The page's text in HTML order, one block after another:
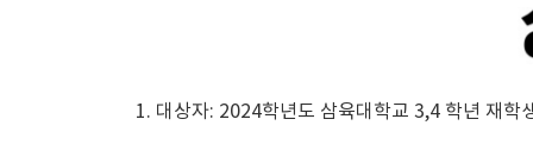
1. 대상자: 2024학년도 삼육대학교 3,4 학년 재학